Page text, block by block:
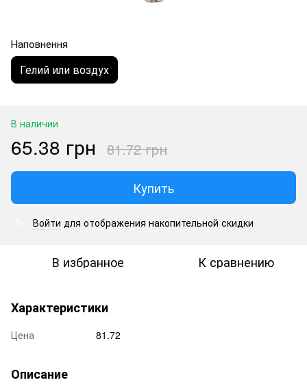
Наповнення
Гелий или воздух
В наличии
65.38 грн 81.72 грн
Купить
Войти для отображения накопительной скидки
В избранное К сравнению
Характеристики
Цена 81.72
Описание